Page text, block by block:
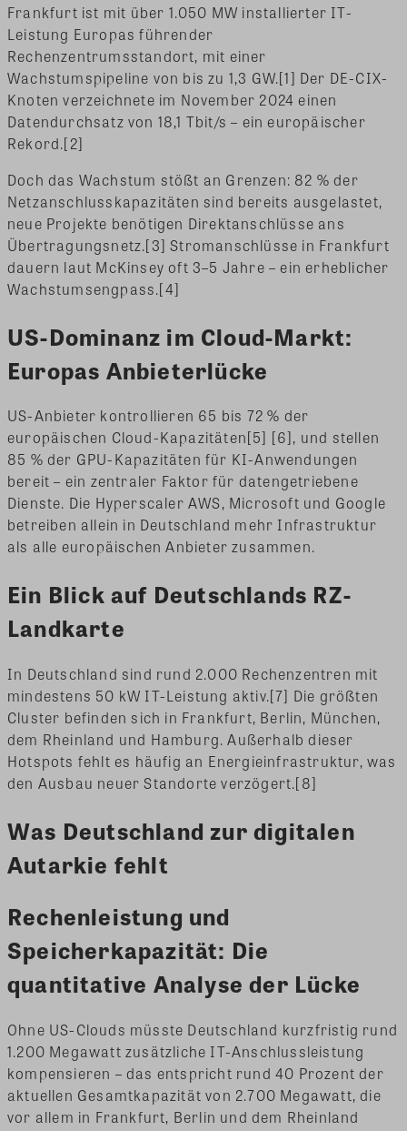
Frankfurt ist mit über 1.050 MW installierter IT-
Leistung Europas führender
Rechenzentrumsstandort, mit einer
Wachstumspipeline von bis zu 1,3 GW.[1] Der DE-CIX-
Knoten verzeichnete im November 2024 einen
Datendurchsatz von 18,1 Tbit/s – ein europäischer
Rekord.[2]
Doch das Wachstum stößt an Grenzen: 82 % der
Netzanschlusskapazitäten sind bereits ausgelastet,
neue Projekte benötigen Direktanschlüsse ans
Übertragungsnetz.[3] Stromanschlüsse in Frankfurt
dauern laut McKinsey oft 3–5 Jahre – ein erheblicher
Wachstumsengpass.[4]
US-Dominanz im Cloud-Markt:
Europas Anbieterlücke
US-Anbieter kontrollieren 65 bis 72 % der
europäischen Cloud-Kapazitäten[5] [6], und stellen
85 % der GPU-Kapazitäten für KI-Anwendungen
bereit – ein zentraler Faktor für datengetriebene
Dienste. Die Hyperscaler AWS, Microsoft und Google
betreiben allein in Deutschland mehr Infrastruktur
als alle europäischen Anbieter zusammen.
Ein Blick auf Deutschlands RZ-
Landkarte
In Deutschland sind rund 2.000 Rechenzentren mit
mindestens 50 kW IT-Leistung aktiv.[7] Die größten
Cluster befinden sich in Frankfurt, Berlin, München,
dem Rheinland und Hamburg. Außerhalb dieser
Hotspots fehlt es häufig an Energieinfrastruktur, was
den Ausbau neuer Standorte verzögert.[8]
Was Deutschland zur digitalen
Autarkie fehlt
Rechenleistung und
Speicherkapazität: Die
quantitative Analyse der Lücke
Ohne US-Clouds müsste Deutschland kurzfristig rund
1.200 Megawatt zusätzliche IT-Anschlussleistung
kompensieren – das entspricht rund 40 Prozent der
aktuellen Gesamtkapazität von 2.700 Megawatt, die
vor allem in Frankfurt, Berlin und dem Rheinland